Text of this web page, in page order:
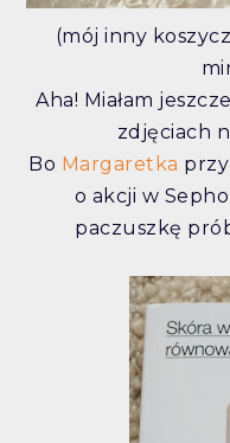
(mój inny
Aha! Miałam
zdjęciach
Bo Margaretka
o akcji w
paczuszkę